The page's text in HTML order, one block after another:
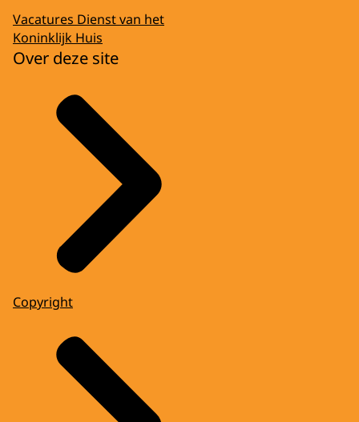
Vacatures Dienst van het
Koninklijk Huis
Over deze site
Copyright